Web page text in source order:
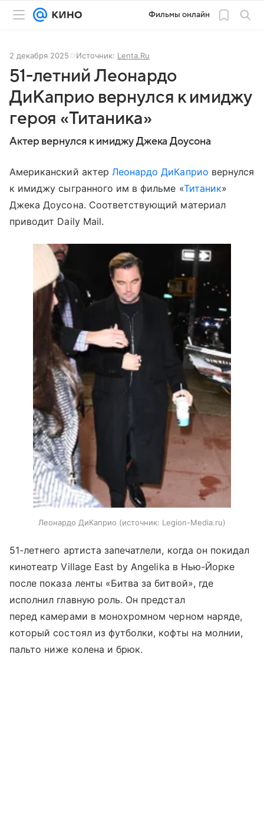
Фильмы онлайн
2 декабря 2025 Источник: Lenta.Ru
51-летний Леонардо
ДиКаприо вернулся к имиджу
героя «Титаника»
Актер вернулся к имиджу Джека Доусона
Американский актер Леонардо ДиКаприо вернулся
к имиджу сыгранного им в фильме «Титаник»
Джека Доусона. Соответствующий материал
приводит Daily Mail.
Леонардо ДиКаприо источник: Legion-Media.ru
51-летнего артиста запечатлели, когда он покидал
кинотеатр Village East by Angelika в Нью-Йорке
после показа ленты «Битва за битвой», где
исполнил главную роль. Он предстал
перед камерами в монохромном черном наряде,
который состоял из футболки, кофты на молнии,
пальто ниже колена и брюк.